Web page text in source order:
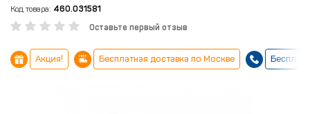
Код товара: 460.031581
Оставьте первый отзыв
Акция! Бесплатная доставка по Москве